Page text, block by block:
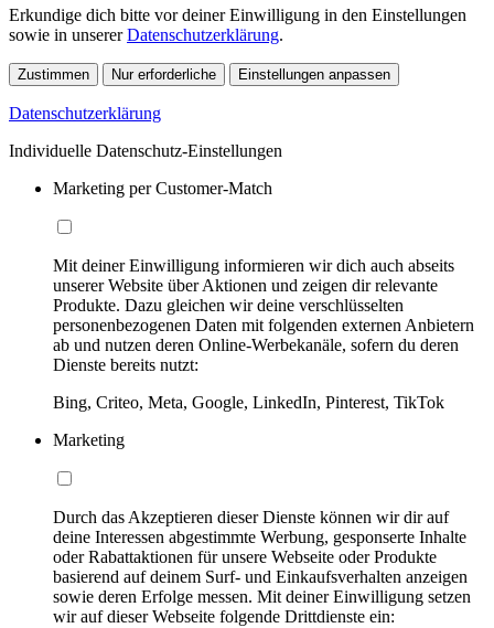
Erkundige dich bitte vor deiner Einwilligung in den Einstellungen
sowie in unsererDatenschutzerklärung.
Zustimmen Nur erforderliche Einstellungen anpassen
Datenschutzerklärung
Individuelle Datenschutz-Einstellungen
Marketing per Customer-Match
Mit deiner Einwilligung informieren wir dich auch abseits
unserer Website über Aktionen und zeigen dir relevante
Produkte. Dazu gleichen wir deine verschlüsselten
personenbezogenen Daten mit folgenden externen Anbietern
ab und nutzen deren Online-Werbekanäle, sofern du deren
Dienste bereits nutzt:
Bing, Criteo, Meta, Google, LinkedIn, Pinterest, TikTok
Marketing
Durch das Akzeptieren dieser Dienste können wir dir auf
deine Interessen abgestimmte Werbung, gesponserte Inhalte
oder Rabattaktionen für unsere Webseite oder Produkte
basierend auf deinem Surf- und Einkaufsverhalten anzeigen
sowie deren Erfolge messen. Mit deiner Einwilligung setzen
wir auf dieser Webseite folgende Drittdienste ein: